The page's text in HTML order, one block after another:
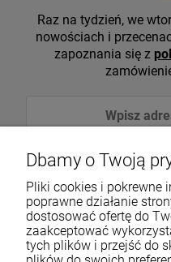
Raz na tydzień, we
nowościach i
zapoznania się z
Dbamy o Twoją
Pliki cookies i pokrewne
poprawne działanie
dostosować ofertę do
zaakceptować
tych plików i przejść do